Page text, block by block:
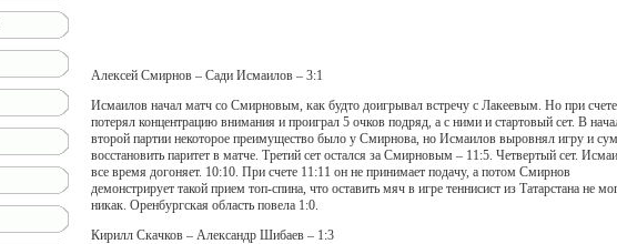
Алексей Смирнов – Сади Исмаилов – 3:1
Исмаилов начал матч со Смирновым, как будто доигрывал встречу с Лакеевым. Но при
потерял концентрацию внимания и проиграл 5 очков подряд, а с ними и стартовый сет. В
второй партии некоторое преимущество было у Смирнова, но Исмаилов выровнял игру и
восстановить паритет в матче. Третий сет остался за Смирновым – 11:5. Четвертый сет.
все время догоняет. 10:10. При счете 11:11 он не принимает подачу, а потом Смирнов
демонстрирует такой прием топ-спина, что оставить мяч в игре теннисист из Татарстана не
никак. Оренбургская область повела 1:0.
Кирилл Скачков – Александр Шибаев – 1:3